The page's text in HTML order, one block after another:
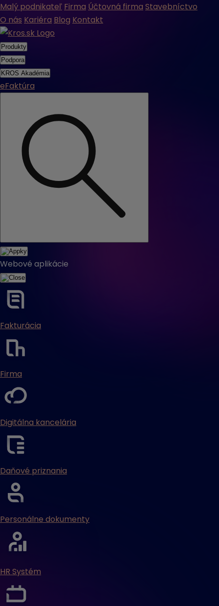
Malý podnikateľ Firma Účtovná firma Stavebníctvo
O nás Kariéra Blog Kontakt
Produkty
Podpora
KROS Akadémia
eFaktúra
Webové aplikácie
Fakturácia
Firma
Digitálna kancelária
Daňové priznania
Personálne dokumenty
HR Systém